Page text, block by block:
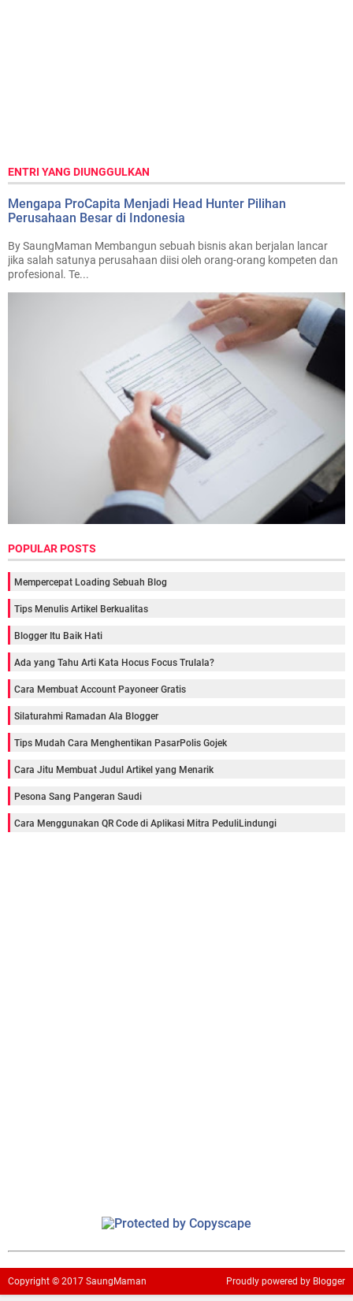
ENTRI YANG DIUNGGULKAN
Mengapa ProCapita Menjadi Head Hunter Pilihan
Perusahaan Besar di Indonesia
By SaungMaman Membangun sebuah bisnis akan berjalan lancar
jika salah satunya perusahaan diisi oleh orang-orang kompeten dan
profesional. Te...
POPULAR POSTS
Mempercepat Loading Sebuah Blog
Tips Menulis Artikel Berkualitas
Blogger Itu Baik Hati
Ada yang Tahu Arti Kata Hocus Focus Trulala?
Cara Membuat Account Payoneer Gratis
Silaturahmi Ramadan Ala Blogger
Tips Mudah Cara Menghentikan PasarPolis Gojek
Cara Jitu Membuat Judul Artikel yang Menarik
Pesona Sang Pangeran Saudi
Cara Menggunakan QR Code di Aplikasi Mitra PeduliLindungi
Copyright © 2017 SaungMaman Proudly powered by Blogger